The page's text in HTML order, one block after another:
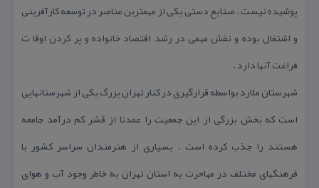
پوشیده نیست . صنایع دستی یكی از مهمترین عناصر در توسعه كارآفرینی
و اشتغال بوده و نقش مهمی در رشد اقتصاد خانواده و پر كردن اوقا ت
فراغت آنها دارد .
شهرستان ملارد بواسطه قرارگیری در كنار تهران بزرگ یكی از شهرستانهایی
است كه بخش بزرگی از این جمعیت را عمدتا از قشر كم درآمد جامعه
هستند را جذب كرده است . بسیاری از هنرمندان سراسر كشور با
فرهنگهای مختلف در مهاحرت به استان تهران به خاطر وجود آب و هوای